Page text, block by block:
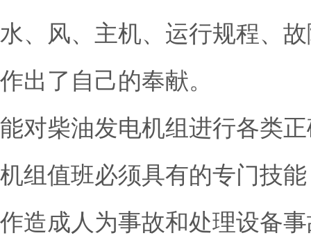
水、风、主机、运行规程、
作出了自己的奉献。
能对柴油发电机组进行各类
机组值班必须具有的专门技
作造成人为事故和处理设备